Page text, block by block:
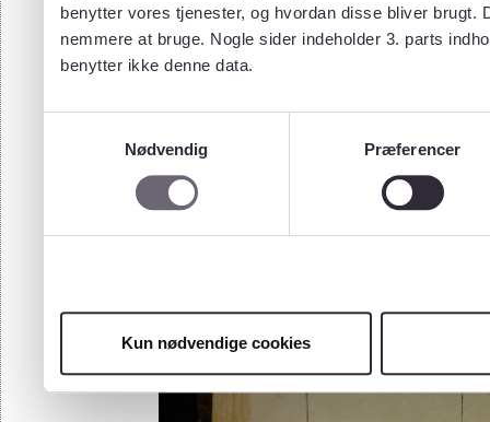
benytter vores tjenester, og hvordan disse bliver
nemmere at bruge. Nogle sider indeholder 3. parts
benytter ikke denne data.
Nødvendig
Præferencer
Kun nødvendige cookies